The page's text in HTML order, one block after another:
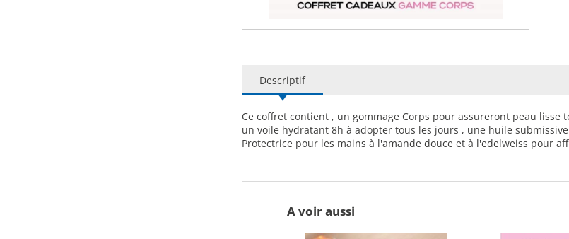
Descriptif
Ce coffret contient , un gommage Corps pour assureront peau
un voile hydratant 8h à adopter tous les jours , une huile
Protectrice pour les mains à l'amande douce et à l'edelweiss pour
A voir aussi